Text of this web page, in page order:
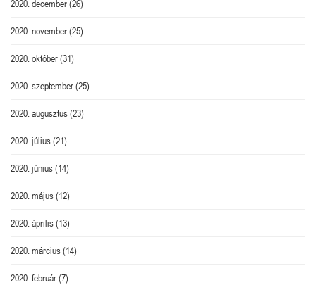
2020. december(26)
2020. november(25)
2020. október(31)
2020. szeptember(25)
2020. augusztus(23)
2020. július(21)
2020. június(14)
2020. május(12)
2020. április(13)
2020. március(14)
2020. február(7)